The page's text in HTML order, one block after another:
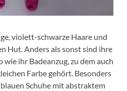
violett-schwarze Haare und
Hut. Anders als sonst sind ihre
ihr Badeanzug, zu dem auch
Farbe gehört. Besonders
Schuhe mit abstraktem